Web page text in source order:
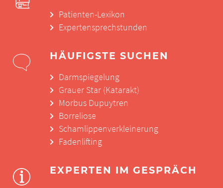
Patienten-Lexikon
Expertensprechstunden
HÄUFIGSTE SUCHEN
Darmspiegelung
Grauer Star (Katarakt)
Morbus Dupuytren
Borreliose
Schamlippenverkleinerung
Fadenlifting
EXPERTEN IM GESPRÄCH